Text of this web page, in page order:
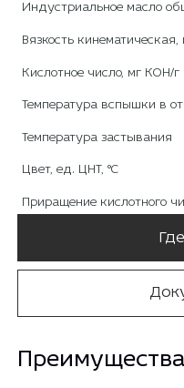
Индустриальное масло
Вязкость кинематическая,
Кислотное число, мг КОН/г
Температура вспышки в
Температура застывания
Цвет, ед. ЦНТ, °С
Приращение кислотного
Преимущества